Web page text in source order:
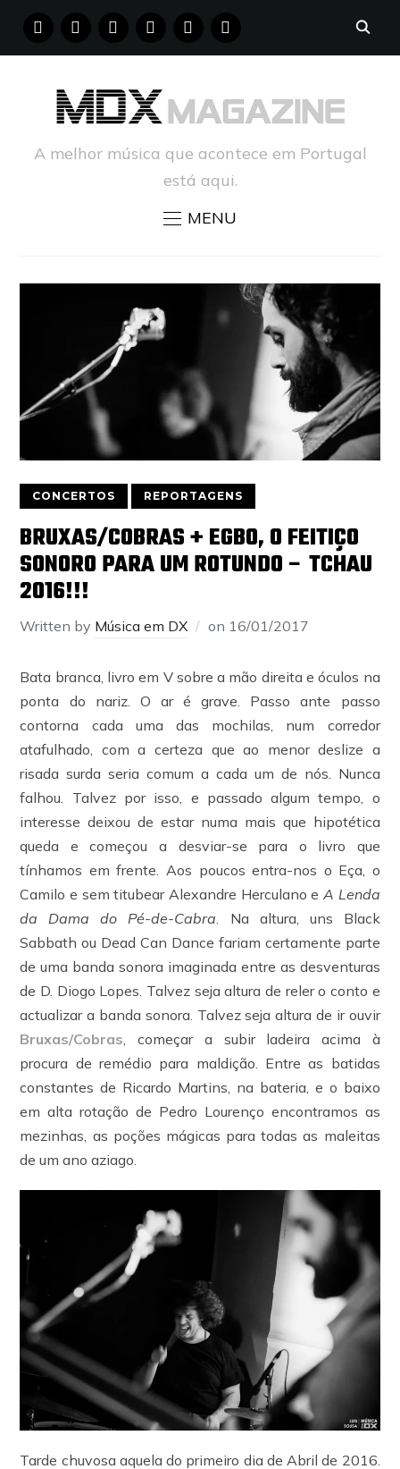
FACEBOOKINSTAGRAM
YOUTUBE PINTERESTTUMBLR
A melhor música que acontece em Portugal
está aqui.
MENU
CONCERTOS REPORTAGENS
BRUXAS/COBRAS + EGBO, O FEITIÇO
SONORO PARA UM ROTUNDO – TCHAU
2016!!!
Written by Música em DX on 16/01/2017
Bata branca, livro em V sobre a mão direita e óculos na
ponta do nariz. O ar é grave. Passo ante passo
contorna cada uma das mochilas, num corredor
atafulhado, com a certeza que ao menor deslize a
risada surda seria comum a cada um de nós. Nunca
falhou. Talvez por isso, e passado algum tempo, o
interesse deixou de estar numa mais que hipotética
queda e começou a desviar-se para o livro que
tínhamos em frente. Aos poucos entra-nos o Eça, o
Camilo e sem titubear Alexandre Herculano e A Lenda
da Dama do Pé-de-Cabra. Na altura, uns Black
Sabbath ou Dead Can Dance fariam certamente parte
de uma banda sonora imaginada entre as desventuras
de D. Diogo Lopes. Talvez seja altura de reler o conto e
actualizar a banda sonora. Talvez seja altura de ir ouvir
Bruxas/Cobras, começar a subir ladeira acima à
procura de remédio para maldição. Entre as batidas
constantes de Ricardo Martins, na bateria, e o baixo
em alta rotação de Pedro Lourenço encontramos as
mezinhas, as poções mágicas para todas as maleitas
de um ano aziago.
Tarde chuvosa aquela do primeiro dia de Abril de 2016.